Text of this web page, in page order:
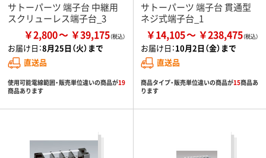
サトーパーツ 端子台 中継用
スクリューレス端子台_3
￥2,800 ￥39,175
お届け日：8月25日（火）まで
直送品
使用可能電線範囲・販売単位違いの商品が19
商品あります
サトーパーツ 端子台 貫通型
ネジ式端子台_1
￥14,105 ￥238,475
お届け日：10月2日（金）まで
直送品
商品タイプ・販売単位違いの商品が15商品あ
ります